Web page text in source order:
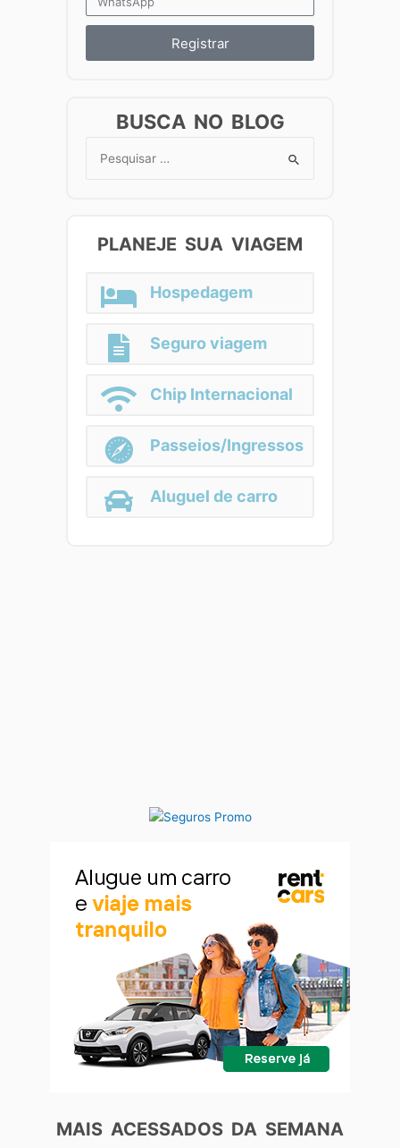
Registrar
BUSCA NO BLOG
Search
PLANEJE SUA VIAGEM
Hospedagem
Seguro viagem
Chip Internacional
Passeios/Ingressos
Aluguel de carro
MAIS ACESSADOS DA SEMANA